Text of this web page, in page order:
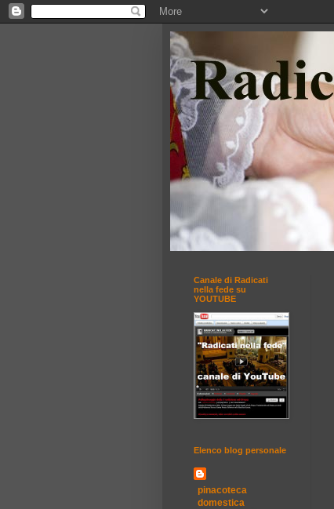
Canale di Radicati
nella fede su
YOUTUBE
Elenco blog personale
pinacoteca
domestica